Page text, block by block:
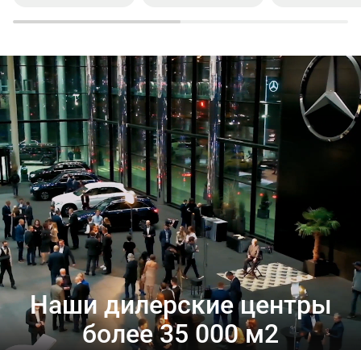
Наши дилерские центры
более 35 000 м2